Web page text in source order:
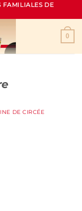
FAMILIALES DE
0
DE CIRCÉE